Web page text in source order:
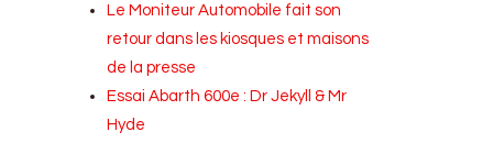
Le Moniteur Automobile fait son
retour dans les kiosques et maisons
de la presse
Essai Abarth 600e : Dr Jekyll & Mr
Hyde